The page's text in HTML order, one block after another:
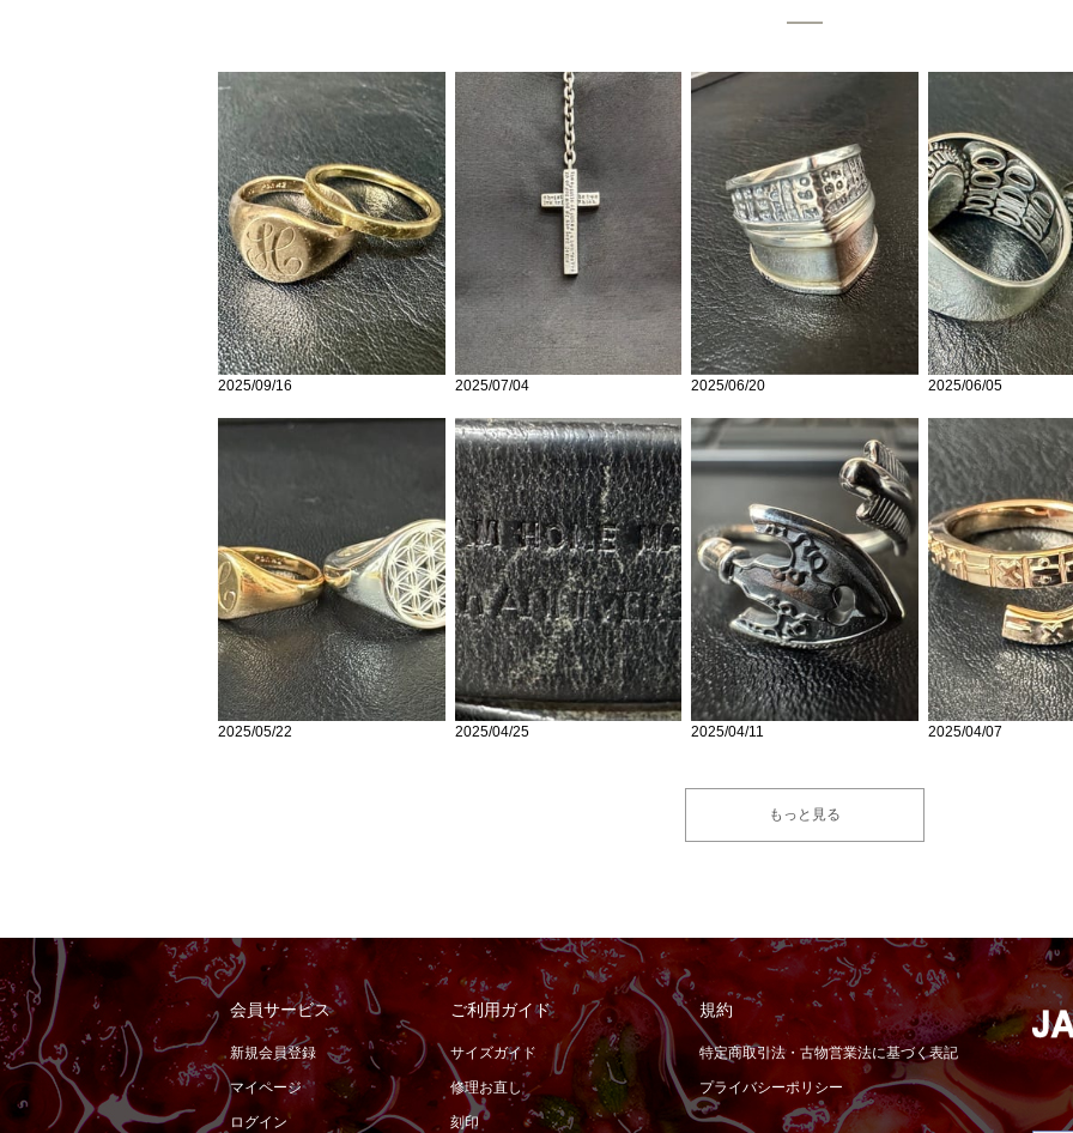
2025/09/16 2025/07/04 2025/06/20 2025/06/05
2025/05/22 2025/04/25 2025/04/11 2025/04/07
もっと見る
会員サービス
新規会員登録
マイページ
ログイン
ご利用ガイド
サイズガイド
修理お直し
刻印
規約
特定商取引法・古物営業法に基づく表記
プライバシーポリシー